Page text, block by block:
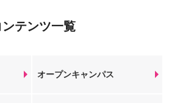
テンツ一覧
オープンキャンパス